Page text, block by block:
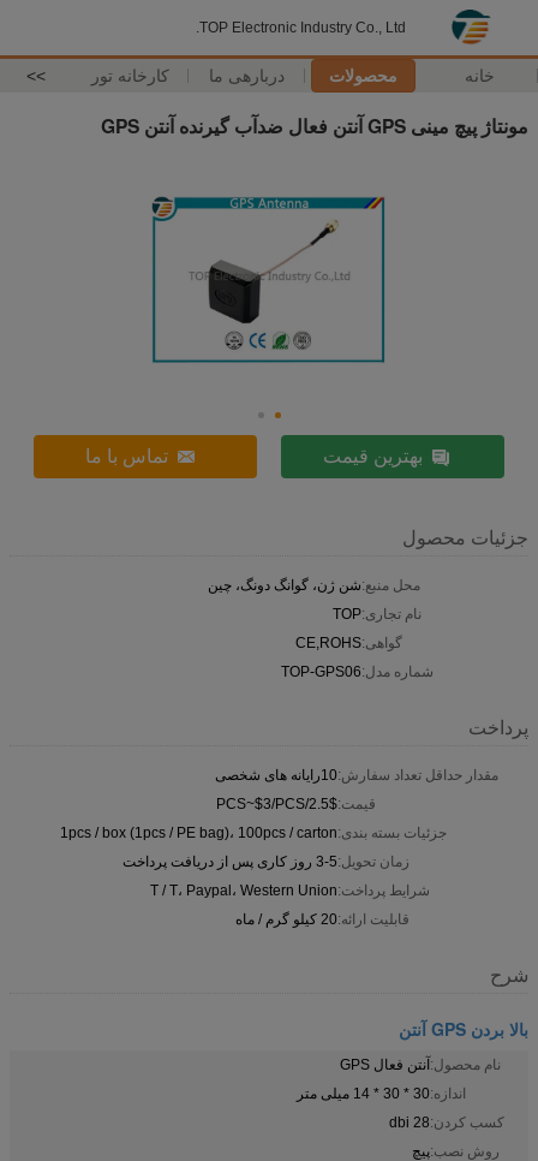
TOP Electronic Industry Co., Ltd.
خانه محصولات دربارهی ما کارخانه تور >>
مونتاژ پیچ مینی GPS آنتن فعال ضدآب گیرنده آنتن GPS
بهترین قیمت تماس با ما
جزئیات محصول
محل منبع:شن ژن، گوانگ دونگ، چین
نام تجاری:TOP
گواهی:CE,ROHS
شماره مدل:TOP-GPS06
پرداخت
مقدار حداقل تعداد سفارش:10رایانه های شخصی
قیمت:2.5$/PCS~$3/PCS
جزئیات بسته بندی:1pcs / box (1pcs / PE bag)، 100pcs / carton
زمان تحویل:3-5 روز کاری پس از دریافت پرداخت
شرایط پرداخت:T / T، Paypal، Western Union
قابلیت ارائه:20 کیلو گرم / ماه
شرح
بالا بردن GPS آنتن
نام محصول:آنتن فعال GPS
اندازه:30 * 30 * 14 میلی متر
کسب کردن:28 dbi
روش نصب:پیچ